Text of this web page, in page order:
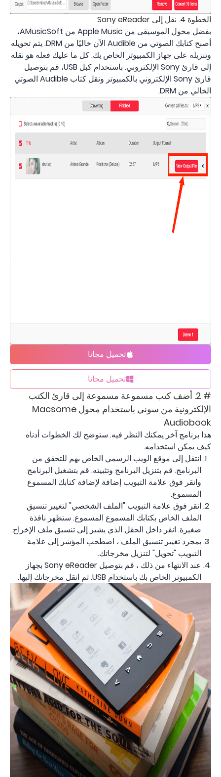
الخطوة 4. نقل إلى Sony eReader
بفضل محول الموسيقى من Apple Music من AMusicSoft،
أصبح كتابك الصوتي من Audible الآن خاليًا من DRM. يتم تحويله
وتنزيله على جهاز الكمبيوتر الخاص بك. كل ما عليك فعله هو نقله
إلى قارئ Sony الإلكتروني. باستخدام كبل USB، قم بتوصيل
قارئ Sony الإلكتروني بالكمبيوتر ونقل كتاب Audible الصوتي
الخالي من DRM.
تحميل مجانا
تحميل مجانا
# 2. أضف كتب مسموعة مسموعة إلى قارئ الكتب
الإلكترونية من سوني باستخدام محول Macsome
Audiobook
هذا برنامج آخر يمكنك النظر فيه. ستوضح لك الخطوات أدناه
كيف يمكن استخدامه.
انتقل إلى موقع الويب الرسمي الخاص بهم للتحقق من
البرنامج. قم بتنزيل البرنامج وتثبيته. قم بتشغيل البرنامج
وانقر فوق علامة التبويب إضافة لإضافة كتابك المسموع
المسموع.
انقر فوق علامة التبويب "الملف الشخصي" لتغيير تنسيق
الملف الخاص بكتابك المسموع المسموع. ستظهر نافذة
صغيرة. انقر داخل الحقل الذي يشير إلى تنسيق ملف الإخراج.
بمجرد تغيير تنسيق الملف ، اصطحب المؤشر إلى علامة
التبويب "تحويل" لتنزيل مخرجاتك.
عند الانتهاء من ذلك ، قم بتوصيل Sony eReader بجهاز
الكمبيوتر الخاص بك باستخدام USB. ثم انقل مخرجاتك إليها.